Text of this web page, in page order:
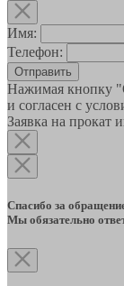
Имя:
Телефон:
Отправить
Нажимая кнопку
и согласен с
Заявка на прокат
Спасибо за
Мы обязательно